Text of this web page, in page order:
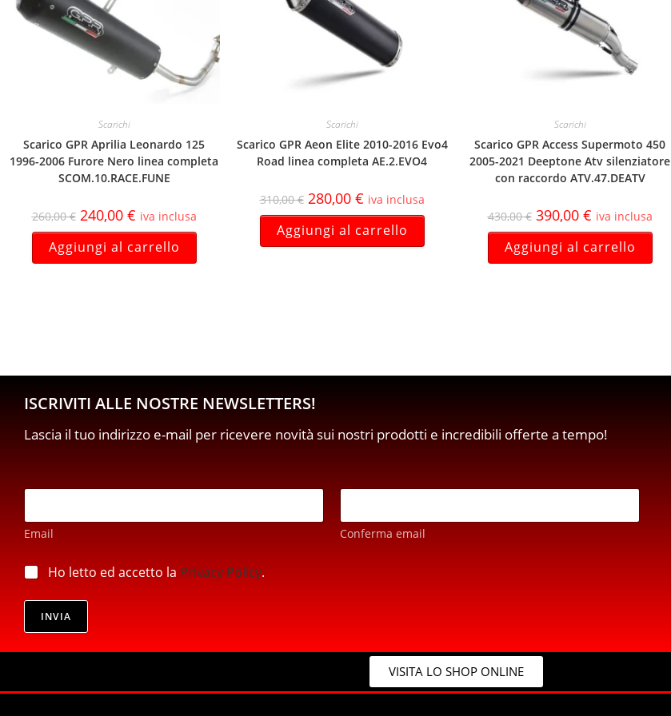
Scarichi
Scarico GPR Aprilia Leonardo 125
1996-2006 Furore Nero linea completa
SCOM.10.RACE.FUNE
260,00€ 240,00 € iva inclusa
Aggiungi al carrello
Scarichi
Scarico GPR Aeon Elite 2010-2016 Evo4
Road linea completa AE.2.EVO4
310,00€ 280,00 € iva inclusa
Aggiungi al carrello
Scarichi
Scarico GPR Access Supermoto 450
2005-2021 Deeptone Atv silenziatore
con raccordo ATV.47.DEATV
430,00€ 390,00 € iva inclusa
Aggiungi al carrello
ISCRIVITI ALLE NOSTRE NEWSLETTERS!
Lascia il tuo indirizzo e-mail per ricevere novità sui nostri prodotti e incredibili offerte a tempo!
E
a
i
*
Email Conferma email
r
v
c
y
p
i
a
Ho letto ed accetto la Privacy Policy.
INVIA
VISITA LO SHOP ONLINE